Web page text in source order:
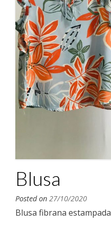
Blusa
Posted on 27/10/2020
Blusa fibrana estampada